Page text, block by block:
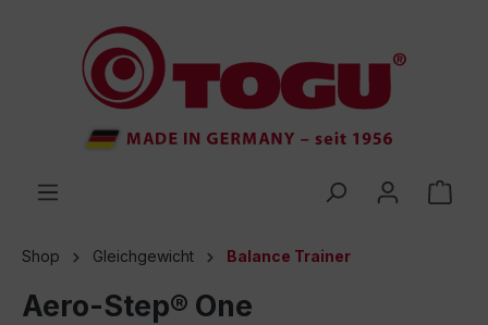
springen
Shop Gleichgewicht Balance Trainer
Aero-Step® One